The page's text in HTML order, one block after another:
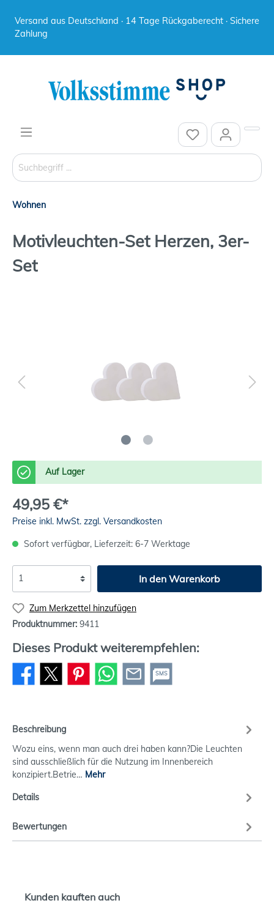
Versand aus Deutschland · 14 Tage Rückgaberecht · Sichere
Zahlung
Wohnen
Motivleuchten-Set Herzen, 3er-
Set
Auf Lager
49,95 €*
Preise inkl. MwSt. zzgl. Versandkosten
Sofort verfügbar, Lieferzeit: 6-7 Werktage
In den Warenkorb
Zum Merkzettel hinzufügen
Produktnummer: 9411
Dieses Produkt weiterempfehlen:
SMS
Beschreibung
Wozu eins, wenn man auch drei haben kann?Die Leuchten
sind ausschließlich für die Nutzung im Innenbereich
konzipiert.Betrie… Mehr
Details
Bewertungen
Kunden kauften auch